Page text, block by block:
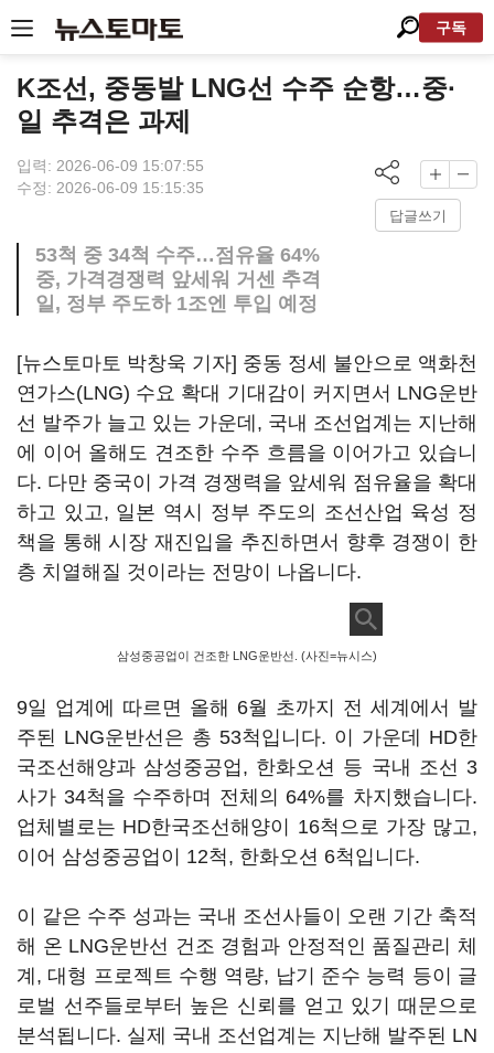
구독
K조선, 중동발 LNG선 수주 순항…중·
일 추격은 과제
입력: 2026-06-09 15:07:55
수정: 2026-06-09 15:15:35
답글쓰기
53척 중 34척 수주…점유율 64%
중, 가격경쟁력 앞세워 거센 추격
일, 정부 주도하 1조엔 투입 예정
[뉴스토마토 박창욱 기자] 중동 정세 불안으로 액화천
연가스(LNG) 수요 확대 기대감이 커지면서 LNG운반
선 발주가 늘고 있는 가운데, 국내 조선업계는 지난해
에 이어 올해도 견조한 수주 흐름을 이어가고 있습니
다. 다만 중국이 가격 경쟁력을 앞세워 점유율을 확대
하고 있고, 일본 역시 정부 주도의 조선산업 육성 정
책을 통해 시장 재진입을 추진하면서 향후 경쟁이 한
층 치열해질 것이라는 전망이 나옵니다.
삼성중공업이 건조한 LNG운반선. (사진=뉴시스)
9일 업계에 따르면 올해 6월 초까지 전 세계에서 발
주된 LNG운반선은 총 53척입니다. 이 가운데 HD한
국조선해양과 삼성중공업, 한화오션 등 국내 조선 3
사가 34척을 수주하며 전체의 64%를 차지했습니다.
업체별로는 HD한국조선해양이 16척으로 가장 많고,
이어 삼성중공업이 12척, 한화오션 6척입니다.
이 같은 수주 성과는 국내 조선사들이 오랜 기간 축적
해 온 LNG운반선 건조 경험과 안정적인 품질관리 체
계, 대형 프로젝트 수행 역량, 납기 준수 능력 등이 글
로벌 선주들로부터 높은 신뢰를 얻고 있기 때문으로
분석됩니다. 실제 국내 조선업계는 지난해 발주된 LN